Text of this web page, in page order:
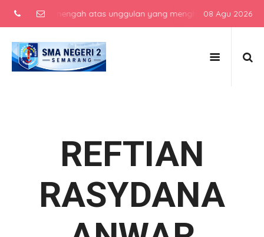
menengah atas unggulan yang menghasilkan lulusan
08 Agu 2026
REFTIAN
RASYDANA